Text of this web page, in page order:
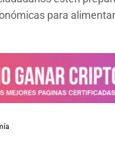
para